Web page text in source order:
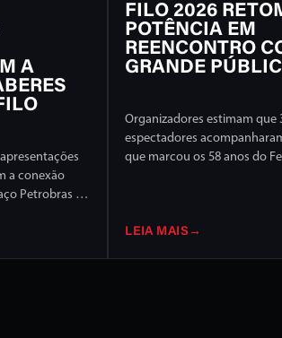
A
a conexão
Petrobras foi
FILO 2026
POTÊNCIA EM
REENCONTRO
GRANDE
Organizadores estimam que
espectadores
que marcou os 58 anos do
LEIA MAIS →